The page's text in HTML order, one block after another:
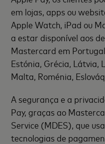
em lojas, apps ou
Apple Watch, iPad ou
a estar disponível aos
Mastercard em
Estónia, Grécia, Látvia,
Malta, Roménia,
A segurança e a
Pay, graças ao
Service (MDES), que
tecnologias de